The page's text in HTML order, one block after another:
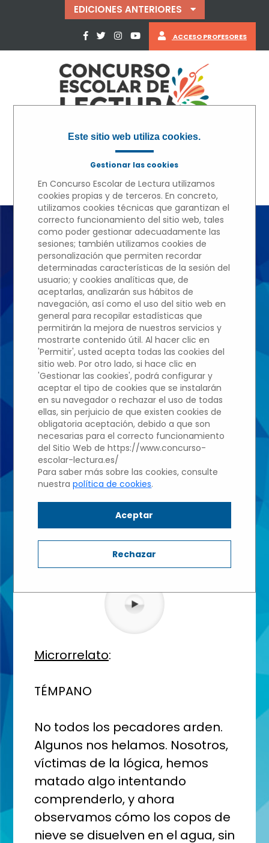
EDICIONES ANTERIORES
ACCESO PROFESORES
« VOLVER
Edición 2022/2023
IES DIEGO
VELÁZQUEZ
María Sacristán
Arroyo
Profesor: Olga Sánchez
Hernández
2º BACHILLERATO - Aula: 2º Bachillerato
Microrrelato:
TÉMPANO
No todos los pecadores arden.
Algunos nos helamos. Nosotros,
víctimas de la lógica, hemos
matado algo intentando
comprenderlo, y ahora
observamos cómo los copos de
nieve se disuelven en el agua, sin
Este sitio web utiliza cookies.
Gestionar las cookies
En Concurso Escolar de Lectura utilizamos
cookies propias y de terceros. En concreto,
utilizamos cookies técnicas que garantizan el
correcto funcionamiento del sitio web, tales
como poder gestionar adecuadamente las
sesiones; también utilizamos cookies de
personalización que permiten recordar
determinadas características de la sesión del
usuario; y cookies analíticas que, de
aceptarlas, analizarán sus hábitos de
navegación, así como el uso del sitio web en
general para recopilar estadísticas que
permitirán la mejora de nuestros servicios y
mostrarte contenido útil. Al hacer clic en
'Permitir', usted acepta todas las cookies del
sitio web. Por otro lado, si hace clic en
'Gestionar las cookies', podrá configurar y
aceptar el tipo de cookies que se instalarán
en su navegador o rechazar el uso de todas
ellas, sin perjuicio de que existen cookies de
obligatoria aceptación, debido a que son
necesarias para el correcto funcionamiento
del Sitio Web de https://www.concurso-
escolar-lectura.es/
Para saber más sobre las cookies, consulte
nuestrapolítica de cookies.
Aceptar
Rechazar